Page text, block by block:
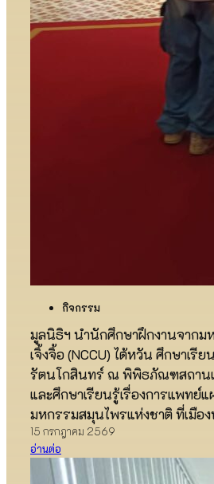
กิจกรรม
มูลนิธิฯ นำนักศึกษาฝึกงานจากม
เจิ้งจิ้อ (NCCU) ไต้หวัน ศึกษาเรี
รัตนโกสินทร์ ณ พิพิธภัณฑสถาน
และศึกษาเรียนรู้เรื่องการแพทย์
มหกรรมสมุนไพรแห่งชาติ ที่เมือ
15 กรกฎาคม 2569
อ่านต่อ